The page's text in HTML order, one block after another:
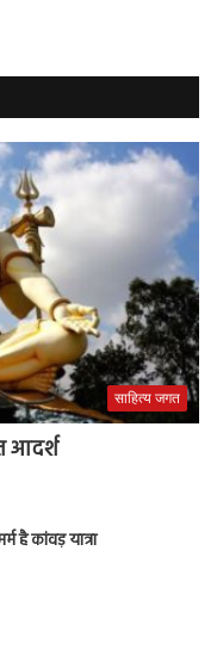
साहित्य जगत
आदर्श
है कांवड़ यात्रा